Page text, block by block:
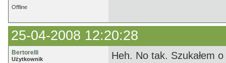
Offline
25-04-2008 12:20:28
Bertorelli
Użytkownik
Heh. No tak. Szukałem